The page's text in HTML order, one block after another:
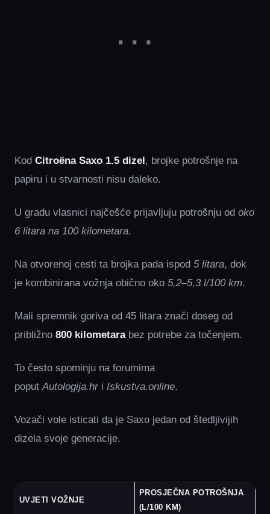
Kod Citroëna Saxo 1.5 dizel, brojke potrošnje na
papiru i u stvarnosti nisu daleko.
U gradu vlasnici najčešće prijavljuju potrošnju od oko
6 litara na 100 kilometara.
Na otvorenoj cesti ta brojka pada ispod 5 litara, dok
je kombinirana vožnja obično oko 5,2–5,3 l/100 km.
Mali spremnik goriva od 45 litara znači doseg od
približno 800 kilometarabez potrebe za točenjem.
To često spominju na forumima
poputAutologija.hr i Iskustva.online.
Vozači vole isticati da je Saxo jedan od štedljivijih
dizela svoje generacije.
UVJETI VOŽNJE
PROSJEČNA POTROŠNJA
(L/100 KM)